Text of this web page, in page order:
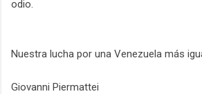
odio.
Nuestra lucha por una Venezuela más
Giovanni Piermattei